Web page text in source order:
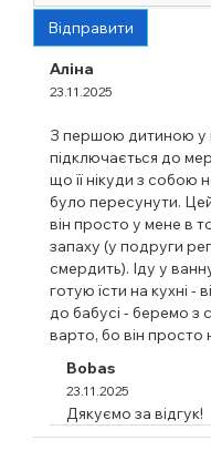
Відправити
Аліна
23.11.2025
З першою дитиною у
підключається до
що її нікуди з собою
було пересунути.
він просто у мене в
запаху (у подруги
смердить). Іду у
готую їсти на кухні -
до бабусі - беремо з
варто, бо він просто
Bobas
23.11.2025
Дякуємо за відгук!